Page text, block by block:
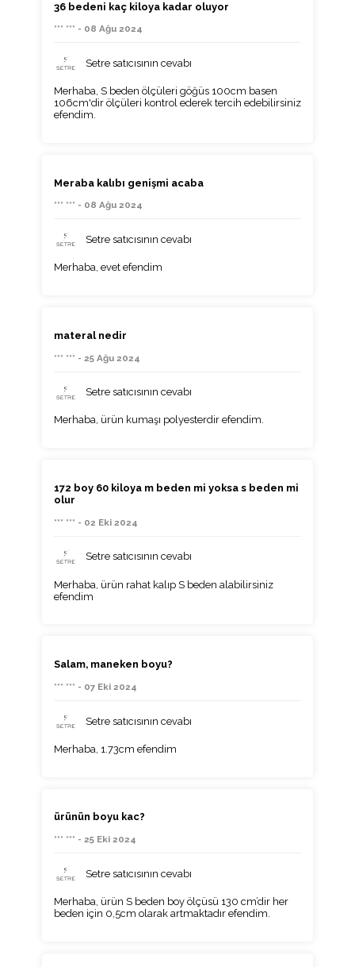
36 bedeni kaç kiloya kadar oluyor
*** *** - 08 Ağu 2024
Setre satıcısının cevabı
Merhaba, S beden ölçüleri göğüs 100cm basen
106cm'dir ölçüleri kontrol ederek tercih edebilirsiniz
efendim.
Meraba kalıbı genişmi acaba
*** *** - 08 Ağu 2024
Setre satıcısının cevabı
Merhaba, evet efendim
materal nedir
*** *** - 25 Ağu 2024
Setre satıcısının cevabı
Merhaba, ürün kumaşı polyesterdir efendim.
172 boy 60 kiloya m beden mi yoksa s beden mi
olur
*** *** - 02 Eki 2024
Setre satıcısının cevabı
Merhaba, ürün rahat kalıp S beden alabilirsiniz
efendim
Salam, maneken boyu?
*** *** - 07 Eki 2024
Setre satıcısının cevabı
Merhaba, 1.73cm efendim
ürünün boyu kac?
*** *** - 25 Eki 2024
Setre satıcısının cevabı
Merhaba, ürün S beden boy ölçüsü 130 cm’dir her
beden için 0,5cm olarak artmaktadır efendim.